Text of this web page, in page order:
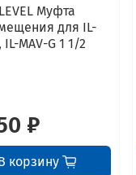
Муфта
для IL-
IL-MAV-G 1 1/2
₽
корзину